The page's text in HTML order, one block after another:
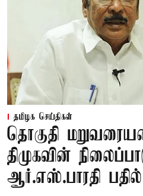
தமிழக செய்திகள்
தொகுதி
திமுகவின்
ஆர்.எஸ்.பாரதி பதில்